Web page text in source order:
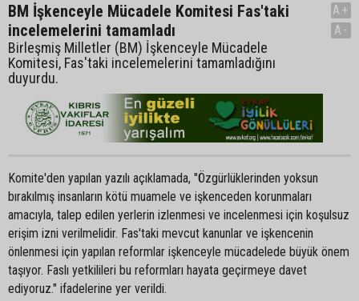
BM İşkenceyle Mücadele Komitesi Fas'taki
incelemelerini tamamladı
Birleşmiş Milletler (BM) İşkenceyle Mücadele
Komitesi, Fas'taki incelemelerini tamamladığını
duyurdu.
A+
A-
Komite'den yapılan yazılı açıklamada, "Özgürlüklerinden yoksun
bırakılmış insanların kötü muamele ve işkenceden korunmaları
amacıyla, talep edilen yerlerin izlenmesi ve incelenmesi için koşulsuz
erişim izni verilmelidir. Fas'taki mevcut kanunlar ve işkencenin
önlenmesi için yapılan reformlar işkenceyle mücadelede büyük önem
taşıyor. Faslı yetkilileri bu reformları hayata geçirmeye davet
ediyoruz." ifadelerine yer verildi.